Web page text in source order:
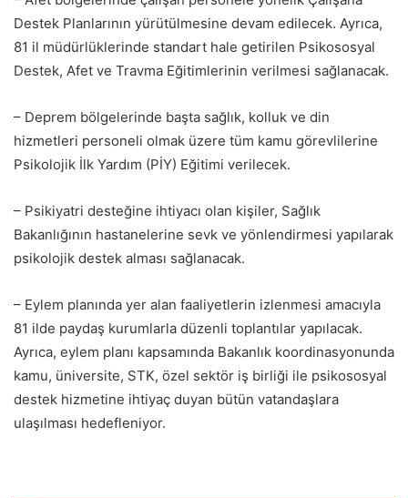
Destek Planlarının yürütülmesine devam edilecek. Ayrıca,
81 il müdürlüklerinde standart hale getirilen Psikososyal
Destek, Afet ve Travma Eğitimlerinin verilmesi sağlanacak.
– Deprem bölgelerinde başta sağlık, kolluk ve din
hizmetleri personeli olmak üzere tüm kamu görevlilerine
Psikolojik İlk Yardım (PİY) Eğitimi verilecek.
– Psikiyatri desteğine ihtiyacı olan kişiler, Sağlık
Bakanlığının hastanelerine sevk ve yönlendirmesi yapılarak
psikolojik destek alması sağlanacak.
– Eylem planında yer alan faaliyetlerin izlenmesi amacıyla
81 ilde paydaş kurumlarla düzenli toplantılar yapılacak.
Ayrıca, eylem planı kapsamında Bakanlık koordinasyonunda
kamu, üniversite, STK, özel sektör iş birliği ile psikososyal
destek hizmetine ihtiyaç duyan bütün vatandaşlara
ulaşılması hedefleniyor.